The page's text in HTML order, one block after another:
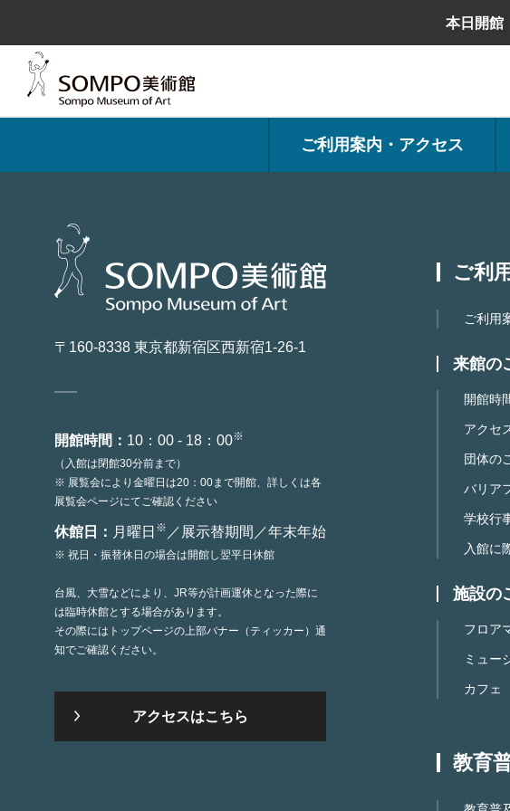
ン
ッ
本日開館
ご利用案内・アクセス
〒160-8338 東京都新宿区西新宿1-26-1
開館時間： 10：00 - 18：00※
（入館は閉館30分前まで）
※ 展覧会により金曜日は20：00まで開館、詳しくは各
展覧会ページにてご確認ください
休館日： 月曜日 ※ ／展示替期間／年末年始
※ 祝日・振替休日の場合は開館し翌平日休館
台風、大雪などにより、JR等が計画運休となった際に
は臨時休館とする場合があります。
その際にはトップページの上部バナー（ティッカー）通
知でご確認ください。
アクセスはこちら
ご利
ご利用
来館の
開館時
アクセ
団体の
バリア
学校行
入館に
施設の
フロア
ミュー
カフェ
教育